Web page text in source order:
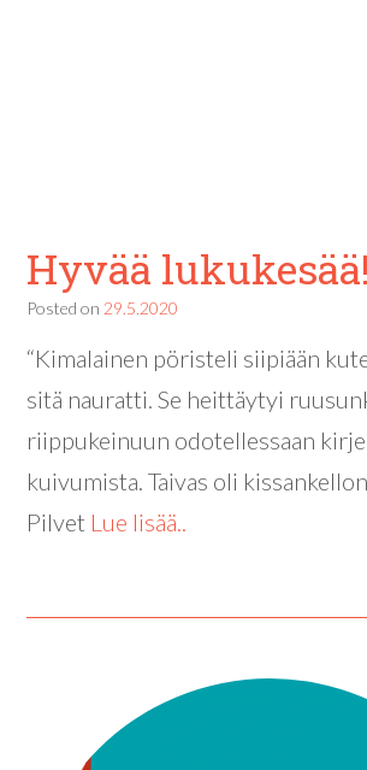
Hyvää lukukesää!
Posted on 29.5.2020
“Kimalainen pöristeli siipiään
sitä nauratti. Se heittäytyi
riippukeinuun odotellessaan
kuivumista. Taivas oli
Pilvet Lue lisää..